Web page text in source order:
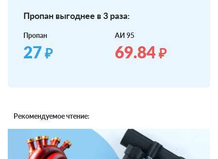
Пропан выгоднее в 3 раза:
Пропан
27₽
АИ 95
69.84₽
Рекомендуемое чтение: